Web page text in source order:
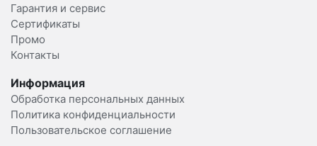
Гарантия и сервис
Сертификаты
Промо
Контакты
Информация
Обработка персональных данных
Политика конфиденциальности
Пользовательское соглашение